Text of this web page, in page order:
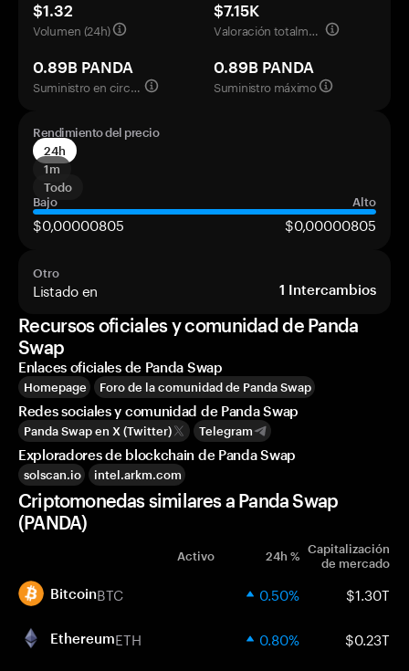
$1.32
Volumen (24h)
$7.15K
Valoración totalmente diluida
0.89B PANDA
Suministro en circulación
0.89B PANDA
Suministro máximo
Rendimiento del precio
24h
1m
Todo
Bajo
Alto
$0,00000805 $0,00000805
Otro
Listado en 1 Intercambios
Recursos oficiales y comunidad de Panda
Swap
Enlaces oficiales de Panda Swap
Homepage Foro de la comunidad de Panda Swap
Redes sociales y comunidad de Panda Swap
Panda Swap en X (Twitter) Telegram
Exploradores de blockchain de Panda Swap
solscan.io intel.arkm.com
Criptomonedas similares a Panda Swap
(PANDA)
Activo 24h % Capitalización
de mercado
BitcoinBTC 0.50% $1.30T
EthereumETH 0.80% $0.23T